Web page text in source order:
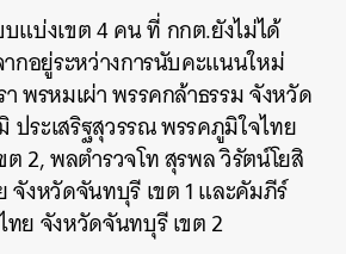
แบ่งเขต 4 คน ที่ กกต.ยังไม่ได้
ากอยู่ระหว่างการนับคะแนนใหม่
พรหมเผ่า พรรคกล้าธรรม จังหวัด
ประเสริฐสุวรรณ พรรคภูมิใจไทย
2, พลตำรวจโท สุรพล วิรัตน์โยสิ
จังหวัดจันทบุรี เขต 1 และคัมภีร์
ย จังหวัดจันทบุรี เขต 2